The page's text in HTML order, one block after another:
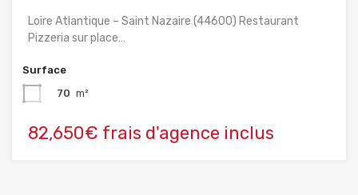
Loire Atlantique – Saint Nazaire (44600) Restaurant
Pizzeria sur place…
Surface
70 m²
82,650€ frais d'agence inclus